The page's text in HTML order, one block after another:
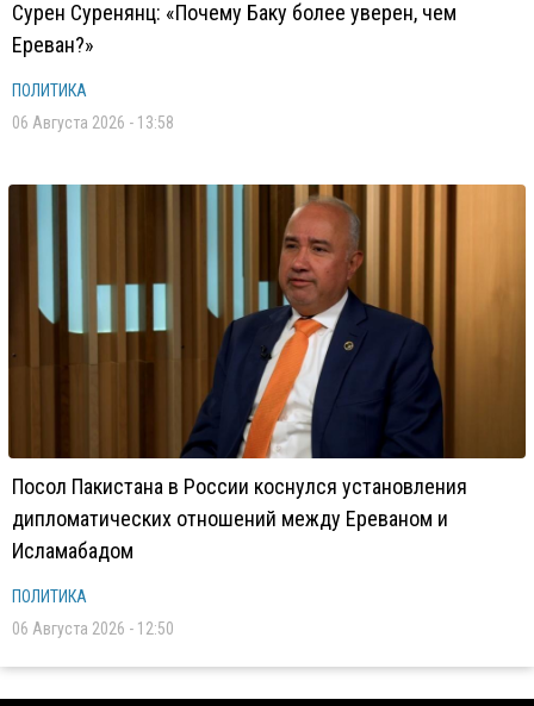
Сурен Суренянц: «Почему Баку более уверен, чем
Ереван?»
ПОЛИТИКА
06 Августа 2026 - 13:58
Посол Пакистана в России коснулся установления
дипломатических отношений между Ереваном и
Исламабадом
ПОЛИТИКА
06 Августа 2026 - 12:50